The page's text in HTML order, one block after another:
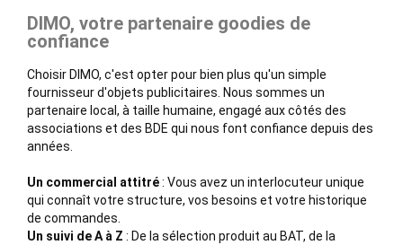
DIMO, votre partenaire goodies de
confiance
Choisir DIMO, c'est opter pour bien plus qu'un simple
fournisseur d'objets publicitaires. Nous sommes un
partenaire local, à taille humaine, engagé aux côtés des
associations et des BDE qui nous font confiance depuis des
années.
Un commercial attitré: Vous avez un interlocuteur unique
qui connaît votre structure, vos besoins et votre historique
de commandes.
Un suivi de A à Z : De la sélection produit au BAT, de la